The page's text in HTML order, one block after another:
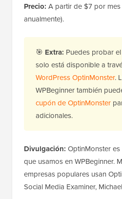
Precio: A partir de $7 por
anualmente).
🎯 Extra: Puedes probar
solo está disponible a
WordPress OptinMonster.
WPBeginner también
cupón de OptinMonster
adicionales.
Divulgación: OptinMonster
que usamos en WPBeginner.
empresas populares usan
Social Media Examiner,